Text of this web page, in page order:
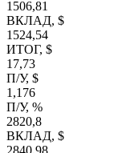
1506,81
ВКЛАД, $
1524,54
ИТОГ, $
17,73
П/У, $
1,176
П/У, %
2820,8
ВКЛАД, $
2840,98